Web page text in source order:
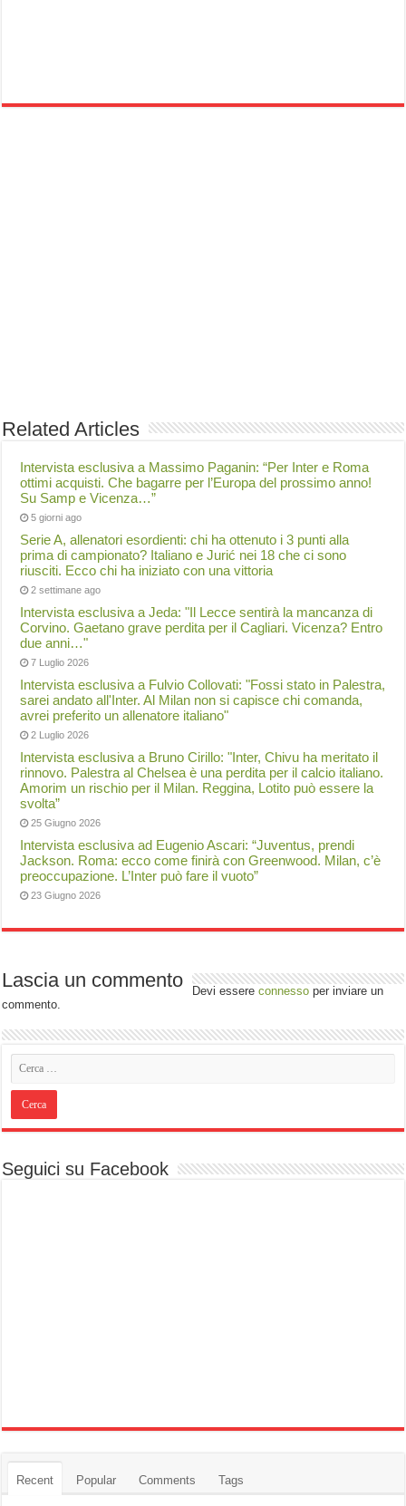
Related Articles
Intervista esclusiva a Massimo Paganin: “Per Inter e Roma
ottimi acquisti. Che bagarre per l’Europa del prossimo anno!
Su Samp e Vicenza…”
5 giorni ago
Serie A, allenatori esordienti: chi ha ottenuto i 3 punti alla
prima di campionato? Italiano e Jurić nei 18 che ci sono
riusciti. Ecco chi ha iniziato con una vittoria
2 settimane ago
Intervista esclusiva a Jeda: "Il Lecce sentirà la mancanza di
Corvino. Gaetano grave perdita per il Cagliari. Vicenza? Entro
due anni…"
7 Luglio 2026
Intervista esclusiva a Fulvio Collovati: "Fossi stato in Palestra,
sarei andato all'Inter. Al Milan non si capisce chi comanda,
avrei preferito un allenatore italiano"
2 Luglio 2026
Intervista esclusiva a Bruno Cirillo: "Inter, Chivu ha meritato il
rinnovo. Palestra al Chelsea è una perdita per il calcio italiano.
Amorim un rischio per il Milan. Reggina, Lotito può essere la
svolta”
25 Giugno 2026
Intervista esclusiva ad Eugenio Ascari: “Juventus, prendi
Jackson. Roma: ecco come finirà con Greenwood. Milan, c’è
preoccupazione. L’Inter può fare il vuoto”
23 Giugno 2026
Lascia un commento Devi essereconnesso per inviare un
commento.
Seguici su Facebook
Recent Popular Comments Tags